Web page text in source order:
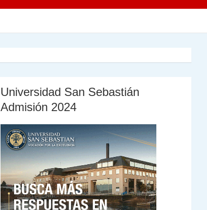
Universidad San Sebastián
Admisión 2024